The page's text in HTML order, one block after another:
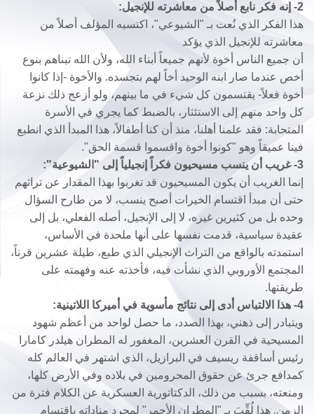
2- إنه فكر نابع أصلاً من معاشرته للإنجيل:
هذا الفكر الذي نُعت بـ "الشيوعي"، اكتسبه المؤلف أصلاً من
معاشرته للإنجيل الذي يؤكد
أن جميع الناس أخوة لأنهم جميعاً أبناء الله، ولأن الله تبناهم بنوع
أخص عندما صار ابنه الوحيد أخاً لهم بتجسده. والأخوة -إذا كانوا
أخوة فعلاً- يقتسمون كل شيء في ما بينهم، ولو أزعج ذلك نزعة
كل واحد منهم إلى الاستئثار، بالضبط كما يجري في الأسرة
المتحابة: فقد علمنا أهلنا، منذ أن كنا أطفالاً، هذا المبدأ الذي انطبع
فينا عميقاً وهو "كونوا أخوة واقسموا قسمة الحق".
3- غريب أن ينسب مسيحيون فكراً إنجيلياً إلى "الشيوعية":
إنما الغريب أن يكون المسيحيون قد تغربوا بهذا المقدار عن تراثهم
حتى أن مبدأ اقتسام الخيرات أصبح ينسب، لا من طارح السؤال
وحده بل من كثيرين غيره، لا إلى الإنجيل، أصله الفعلي، بل إلى
عقيدة سياسية، قدمت نفسها على أنها ملحدة في الأساس،
استمدته بالواقع من التراث الإنجيلي الذي طبع، طيلة عشرين قرناً،
المجتمع الأوروبي الذي نشأت فيه، فأخذته عنه وفهمته على
طريقتها.
4- هذا الالتباس أدى إلى نتائج مأسوية في أميركا اللاتينية:
ويتبادر إلى ذهني، بهذا الصدد، ما حصل لواحد من أعظم شهود
المسيحية في القرن العشرين، المغفور له المطران هيلدر كامارا
رئيس أساقفة ريسيف في البرازيل، الذي اشتهر في العالم كله
كمدافع جرئ عن حقوق المحرومين في بلاده وفي الأرض كلها،
ومنعته، بسبب من ذلك، الدكتاتورية العسكرية عن الكلام فترة من
الزمن. هذا لُقِّبَ بـ "المطران الأحمر" لمجرد مناداته باقتسام